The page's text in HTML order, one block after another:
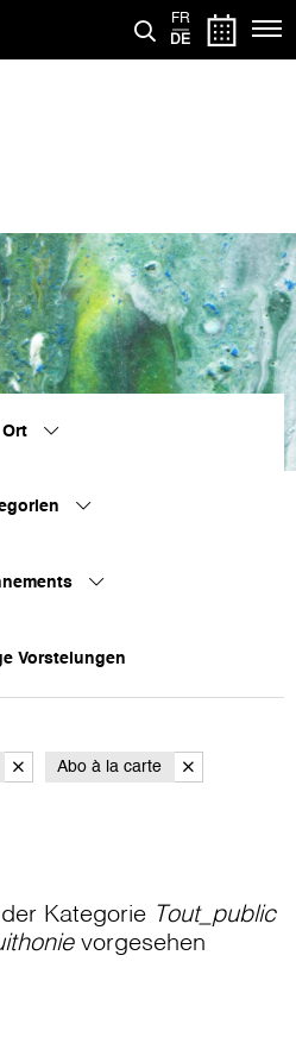
FR
DE
Ort
Vorstelungen
Abo à la carte
Kategorie Tout_public
vorgesehen